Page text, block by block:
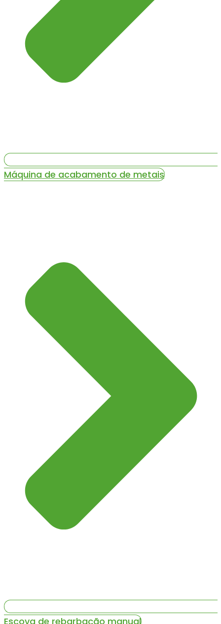
Máquina de acabamento de metais
Escova de rebarbação manual